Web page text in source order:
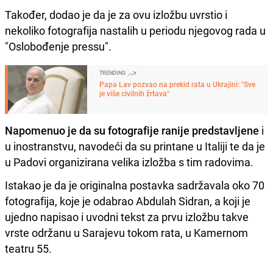
Također, dodao je da je za ovu izložbu uvrstio i
nekoliko fotografija nastalih u periodu njegovog rada u
"Oslobođenje pressu".
TRENDING
Papa Lav pozvao na prekid rata u Ukrajini: "Sve
je više civilnih žrtava"
Napomenuo je da su fotografije ranije predstavljene i
u inostranstvu, navodeći da su printane u Italiji te da je
u Padovi organizirana velika izložba s tim radovima.
Istakao je da je originalna postavka sadržavala oko 70
fotografija, koje je odabrao Abdulah Sidran, a koji je
ujedno napisao i uvodni tekst za prvu izložbu takve
vrste održanu u Sarajevu tokom rata, u Kamernom
teatru 55.